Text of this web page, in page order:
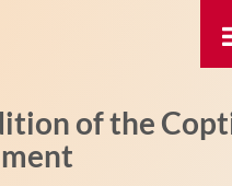
of the